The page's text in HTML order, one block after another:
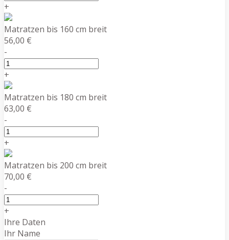
+
Matratzen bis 160 cm breit
56,00 €
-
+
Matratzen bis 180 cm breit
63,00 €
-
+
Matratzen bis 200 cm breit
70,00 €
-
+
Ihre Daten
Ihr Name